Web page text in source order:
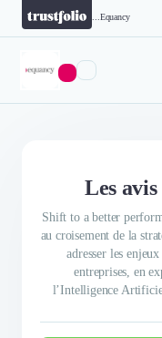
Equancy
Les avis
Shift to a better
au croisement de la
adresser les
entreprises, en
l’Intelligence